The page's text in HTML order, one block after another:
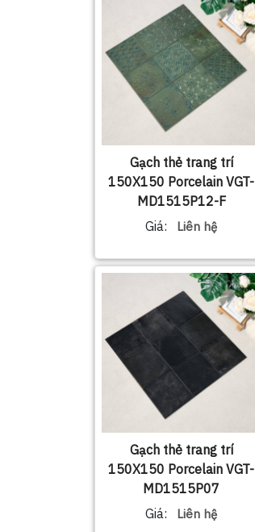
Gạch thẻ trang trí
150X150 Porcelain VGT-
MD1515P12-F
Giá:
Liên hệ
Gạch thẻ trang trí
150X150 Porcelain VGT-
MD1515P07
Giá:
Liên hệ